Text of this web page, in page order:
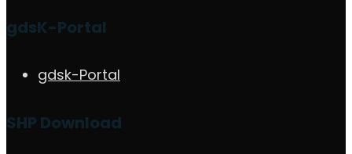
gdsK-Portal
gdsk-Portal
SHP Download